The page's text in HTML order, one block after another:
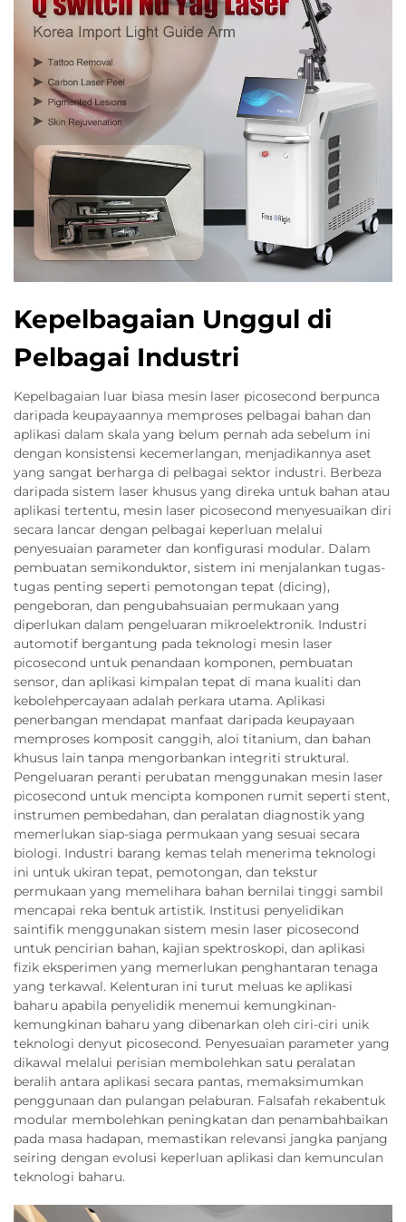
Kepelbagaian Unggul di
Pelbagai Industri
Kepelbagaian luar biasa mesin laser picosecond berpunca
daripada keupayaannya memproses pelbagai bahan dan
aplikasi dalam skala yang belum pernah ada sebelum ini
dengan konsistensi kecemerlangan, menjadikannya aset
yang sangat berharga di pelbagai sektor industri. Berbeza
daripada sistem laser khusus yang direka untuk bahan atau
aplikasi tertentu, mesin laser picosecond menyesuaikan diri
secara lancar dengan pelbagai keperluan melalui
penyesuaian parameter dan konfigurasi modular. Dalam
pembuatan semikonduktor, sistem ini menjalankan tugas-
tugas penting seperti pemotongan tepat (dicing),
pengeboran, dan pengubahsuaian permukaan yang
diperlukan dalam pengeluaran mikroelektronik. Industri
automotif bergantung pada teknologi mesin laser
picosecond untuk penandaan komponen, pembuatan
sensor, dan aplikasi kimpalan tepat di mana kualiti dan
kebolehpercayaan adalah perkara utama. Aplikasi
penerbangan mendapat manfaat daripada keupayaan
memproses komposit canggih, aloi titanium, dan bahan
khusus lain tanpa mengorbankan integriti struktural.
Pengeluaran peranti perubatan menggunakan mesin laser
picosecond untuk mencipta komponen rumit seperti stent,
instrumen pembedahan, dan peralatan diagnostik yang
memerlukan siap-siaga permukaan yang sesuai secara
biologi. Industri barang kemas telah menerima teknologi
ini untuk ukiran tepat, pemotongan, dan tekstur
permukaan yang memelihara bahan bernilai tinggi sambil
mencapai reka bentuk artistik. Institusi penyelidikan
saintifik menggunakan sistem mesin laser picosecond
untuk pencirian bahan, kajian spektroskopi, dan aplikasi
fizik eksperimen yang memerlukan penghantaran tenaga
yang terkawal. Kelenturan ini turut meluas ke aplikasi
baharu apabila penyelidik menemui kemungkinan-
kemungkinan baharu yang dibenarkan oleh ciri-ciri unik
teknologi denyut picosecond. Penyesuaian parameter yang
dikawal melalui perisian membolehkan satu peralatan
beralih antara aplikasi secara pantas, memaksimumkan
penggunaan dan pulangan pelaburan. Falsafah rekabentuk
modular membolehkan peningkatan dan penambahbaikan
pada masa hadapan, memastikan relevansi jangka panjang
seiring dengan evolusi keperluan aplikasi dan kemunculan
teknologi baharu.